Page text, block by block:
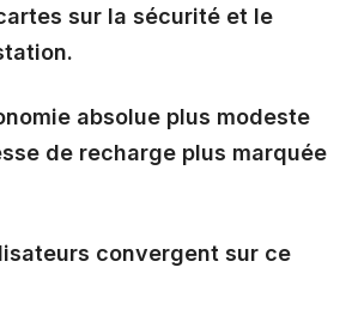
sur la sécurité et le
.
absolue plus modeste
de recharge plus marquée
convergent sur ce